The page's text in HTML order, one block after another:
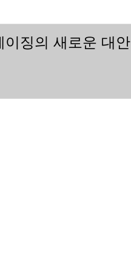
징의 새로운 대안